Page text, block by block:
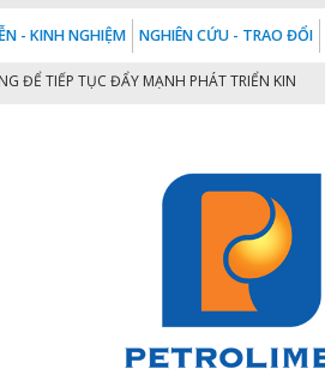
- KINH NGHIỆM NGHIÊN CỨU - TRAO ĐỔI
TỤC ĐẨY MẠNH PHÁT TRIỂN KINH TẾ